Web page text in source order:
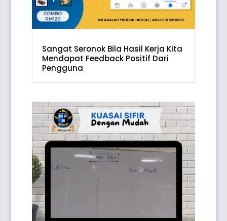
Sangat Seronok Bila Hasil Kerja Kita
Mendapat Feedback Positif Dari
Pengguna